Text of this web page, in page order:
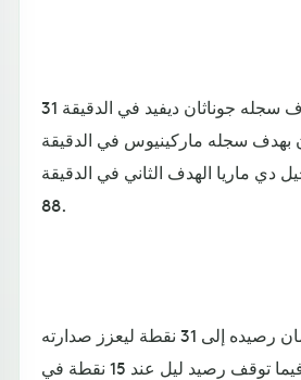
وتقدم ليل بهدف سجله جوناثان ديفيد في الدقيقة 31
بهدف سجله ماركينيوس في الدقيقة
دي ماريا الهدف الثاني في الدقيقة
.88
ورفع سان جيرمان رصيده إلى 31 نقطة ليعزز صدارته
لجدول الترتيب، فيما توقف رصيد ليل عند 15 نقطة في